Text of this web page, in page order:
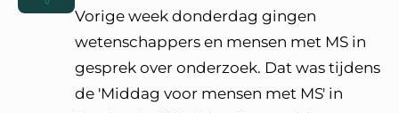
Vorige week donderdag gingen
wetenschappers en mensen met MS in
gesprek over onderzoek. Dat was tijdens
de 'Middag voor mensen met MS' in